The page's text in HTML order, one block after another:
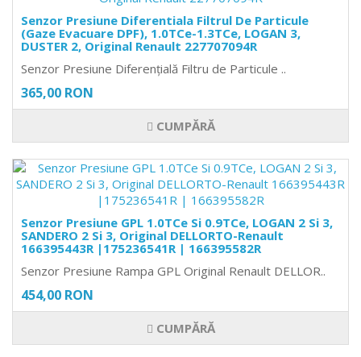
Senzor Presiune Diferentiala Filtrul De Particule
(Gaze Evacuare DPF), 1.0TCe-1.3TCe, LOGAN 3,
DUSTER 2, Original Renault 227707094R
Senzor Presiune Diferențială Filtru de Particule ..
365,00 RON
CUMPĂRĂ
Senzor Presiune GPL 1.0TCe Si 0.9TCe, LOGAN 2 Si 3,
SANDERO 2 Si 3, Original DELLORTO-Renault
166395443R |175236541R | 166395582R
Senzor Presiune Rampa GPL Original Renault DELLOR..
454,00 RON
CUMPĂRĂ